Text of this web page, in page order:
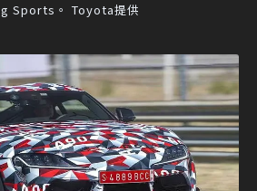
Sports。 Toyota提供